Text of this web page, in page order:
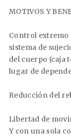
MOTIVOS Y
Control extremo
sistema de
del cuerpo (caja
lugar de
Reducción del
Libertad de
Y con una sola